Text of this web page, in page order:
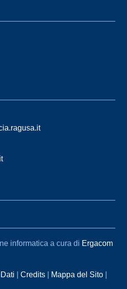
Utili
informatica a cura di Ergacom
Credits
Mappa del Sito